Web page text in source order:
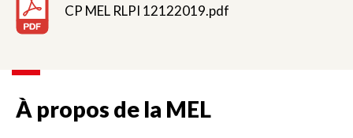
CP MEL RLPI 12122019.pdf
À propos de la MEL